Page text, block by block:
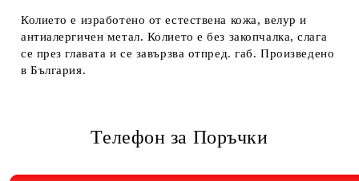
Колието е изработено от естествена кожа, велур и
антиалергичен метал. Колието е без закопчалка, слага
се през главата и се завързва отпред. габ. Произведено
в България.
Телефон за Поръчки